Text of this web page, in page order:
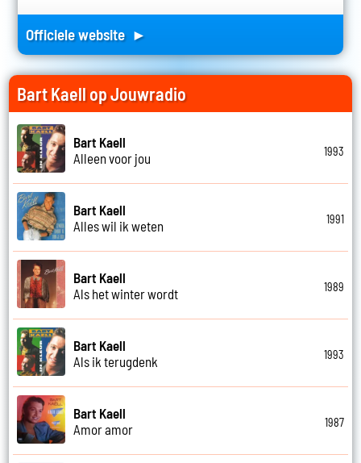
Officiele website ►
Bart Kaell op Jouwradio
Bart Kaell
Alleen voor jou
1993
Bart Kaell
Alles wil ik weten
1991
Bart Kaell
Als het winter wordt
1989
Bart Kaell
Als ik terugdenk
1993
Bart Kaell
Amor amor
1987